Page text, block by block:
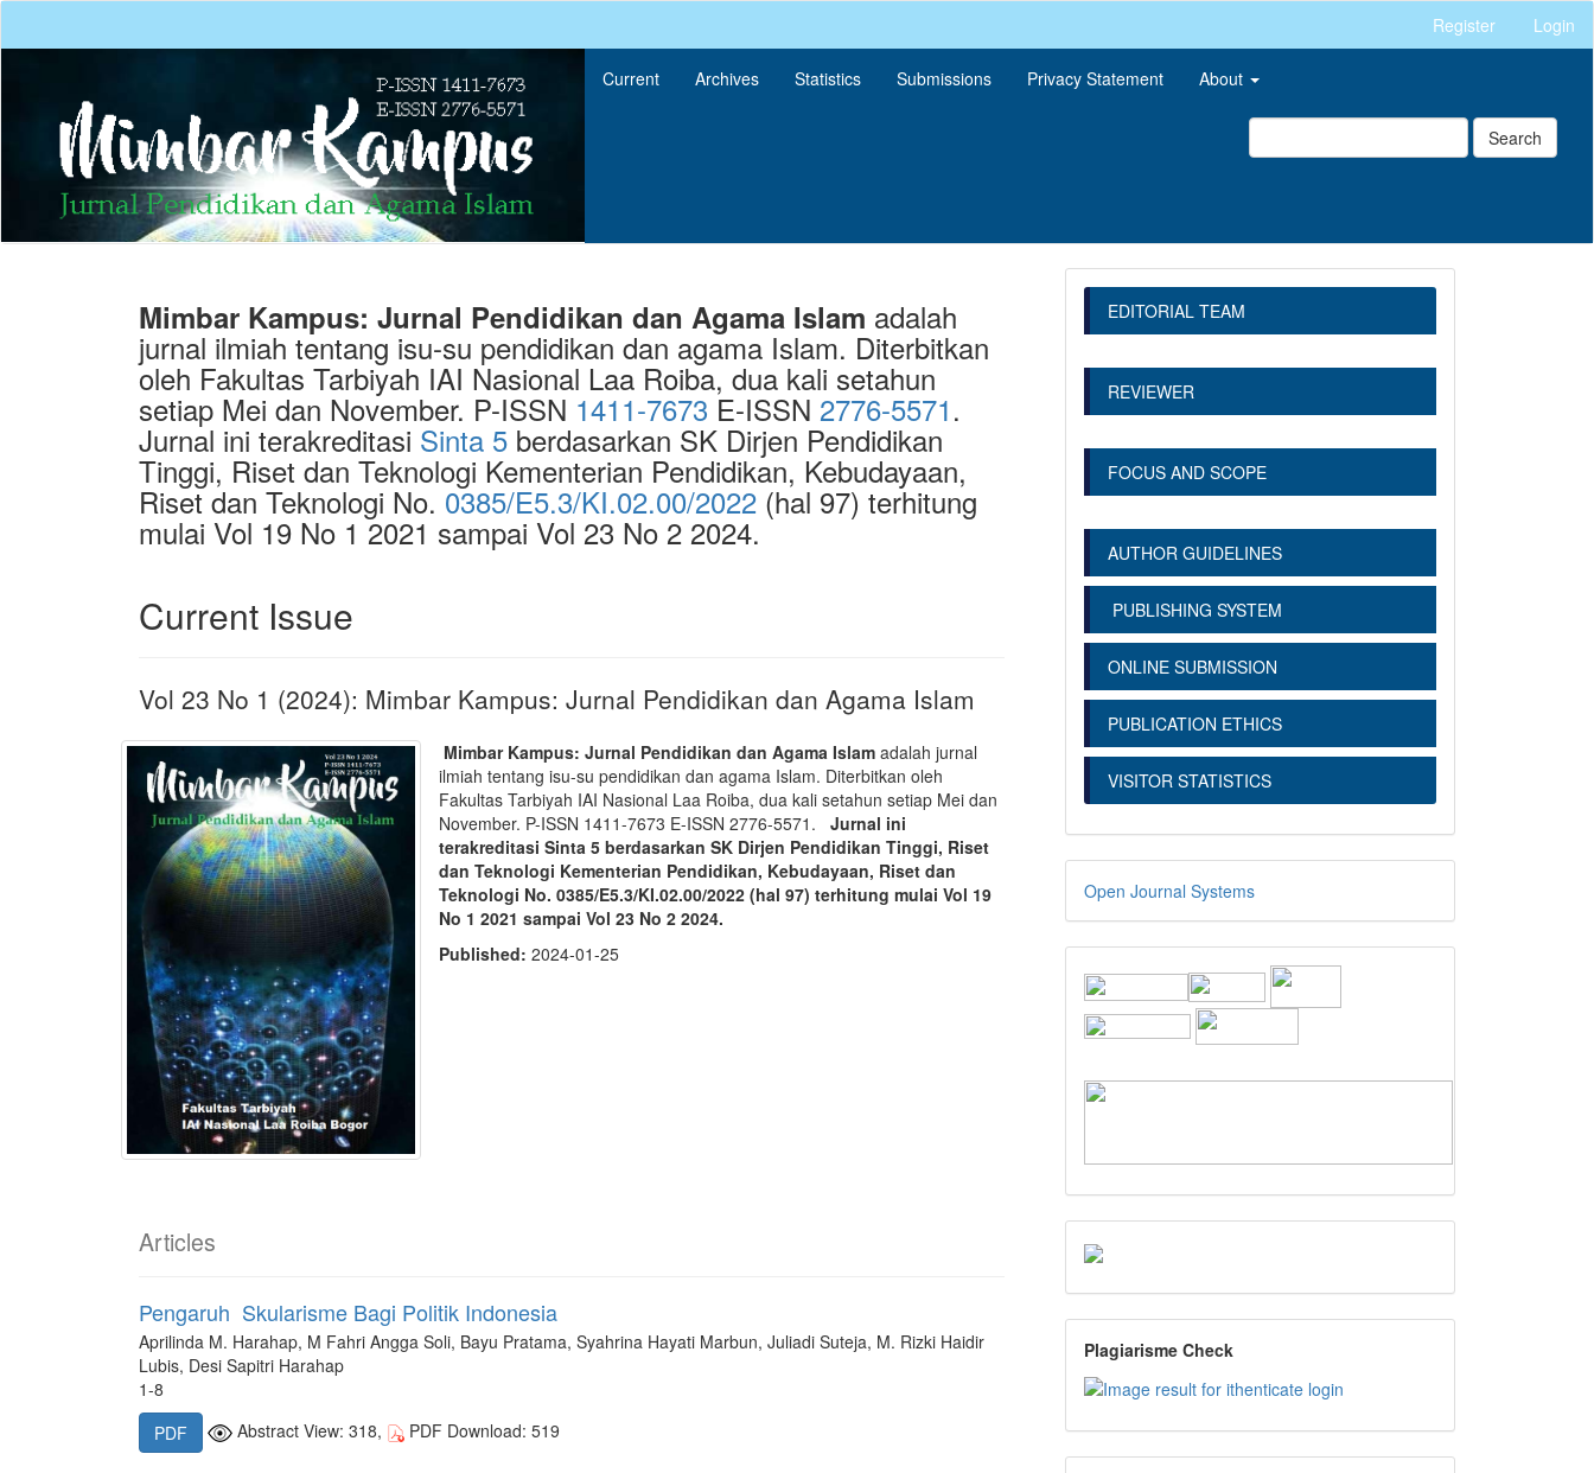
Main
Navigation
Main
Content
Sidebar
Register Login
Current Archives Statistics Submissions Privacy Statement About
Search
Mimbar Kampus: Jurnal Pendidikan dan Agama Islam adalah
jurnal ilmiah tentang isu-su pendidikan dan agama Islam. Diterbitkan
oleh Fakultas Tarbiyah IAI Nasional Laa Roiba, dua kali setahun
setiap Mei dan November. P-ISSN 1411-7673 E-ISSN 2776-5571.
Jurnal ini terakreditasi Sinta 5 berdasarkan SK Dirjen Pendidikan
Tinggi, Riset dan Teknologi Kementerian Pendidikan, Kebudayaan,
Riset dan Teknologi No. 0385/E5.3/KI.02.00/2022 (hal 97) terhitung
mulai Vol 19 No 1 2021 sampai Vol 23 No 2 2024.
Current Issue
Vol 23 No 1 (2024): Mimbar Kampus: Jurnal Pendidikan dan Agama Islam
Mimbar Kampus: Jurnal Pendidikan dan Agama Islam adalah jurnal
ilmiah tentang isu-su pendidikan dan agama Islam. Diterbitkan oleh
Fakultas Tarbiyah IAI Nasional Laa Roiba, dua kali setahun setiap Mei dan
November. P-ISSN 1411-7673 E-ISSN 2776-5571.Jurnal ini
terakreditasi Sinta 5 berdasarkan SK Dirjen Pendidikan Tinggi, Riset
dan Teknologi Kementerian Pendidikan, Kebudayaan, Riset dan
Teknologi No. 0385/E5.3/KI.02.00/2022 (hal 97) terhitung mulai Vol 19
No 1 2021 sampai Vol 23 No 2 2024.
Published:2024-01-25
Articles
Pengaruh Skularisme Bagi Politik Indonesia
Aprilinda M. Harahap, M Fahri Angga Soli, Bayu Pratama, Syahrina Hayati Marbun, Juliadi Suteja, M. Rizki Haidir
Lubis, Desi Sapitri Harahap
1-8
PDF
Abstract View: 318, PDF Download: 519
EDITORIAL TEAM
REVIEWER
FOCUS AND SCOPE
AUTHOR GUIDELINES
PUBLISHING SYSTEM
ONLINE SUBMISSION
PUBLICATION ETHICS
VISITOR STATISTICS
Open Journal Systems
Plagiarisme Check